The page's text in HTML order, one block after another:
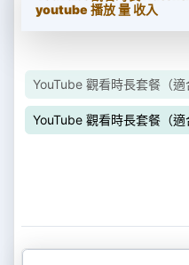
youtube 播放 量 收入
YouTube 觀看時長套餐（
YouTube 觀看時長套餐（適